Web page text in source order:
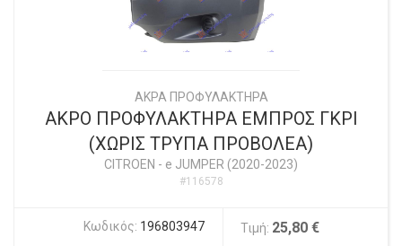
ΑΚΡΑ ΠΡΟΦΥΛΑΚΤΗΡΑ
ΑΚΡΟ ΠΡΟΦΥΛΑΚΤΗΡΑ ΕΜΠΡΟΣ ΓΚΡΙ
(ΧΩΡΙΣ ΤΡΥΠΑ ΠΡΟΒΟΛΕΑ)
CITROEN - e JUMPER (2020-2023)
#116578
Κωδικός: 196803947 Τιμή: 25,80 €